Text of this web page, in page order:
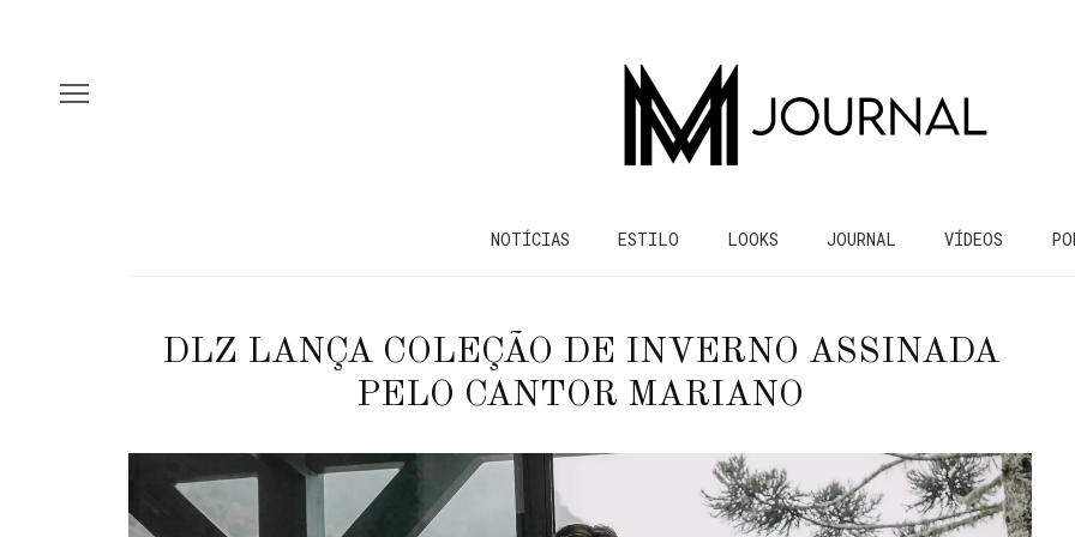
NOTÍCIAS ESTILO LOOKS JOURNAL VÍDEOS
DLZ LANÇA COLEÇÃO DE INVERNO ASSINADA
PELO CANTOR MARIANO